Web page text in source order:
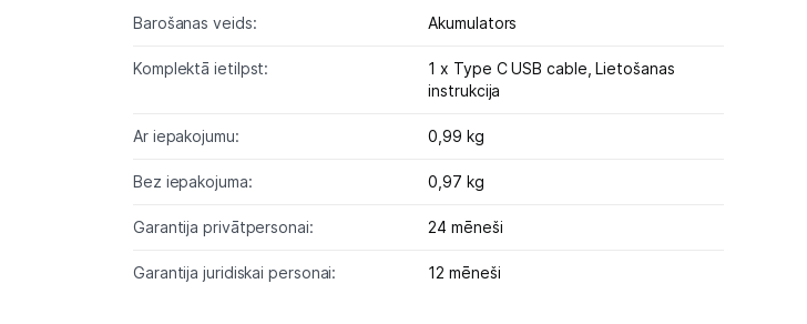
Barošanas veids: Akumulators
Komplektā ietilpst: 1 x Type C USB cable,Lietošanas
instrukcija
Ar iepakojumu: 0,99 kg
Bez iepakojuma: 0,97 kg
Garantija privātpersonai: 24 mēneši
Garantija juridiskai personai: 12 mēneši